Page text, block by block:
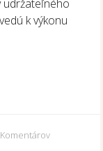
udržateľného
k výkonu
Komentárov